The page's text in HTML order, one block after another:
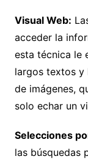
Visual Web:
acceder la
esta técnica le
largos textos y
de imágenes,
solo echar un
Selecciones
las búsquedas